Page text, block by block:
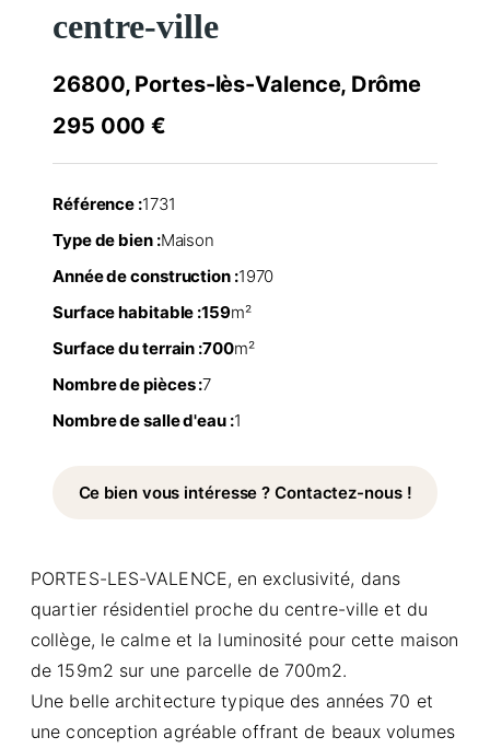
centre-ville
26800, Portes-lès-Valence, Drôme
295 000 €
Référence :1731
Type de bien :Maison
Année de construction :1970
Surface habitable :159m²
Surface du terrain :700m²
Nombre de pièces :7
Nombre de salle d'eau :1
Ce bien vous intéresse ? Contactez-nous !
PORTES-LES-VALENCE, en exclusivité, dans
quartier résidentiel proche du centre-ville et du
collège, le calme et la luminosité pour cette maison
de 159m2 sur une parcelle de 700m2.
Une belle architecture typique des années 70 et
une conception agréable offrant de beaux volumes